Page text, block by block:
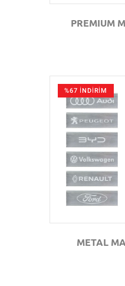
PREMIUM
%67 İNDİRİM
GÖZAT
METAL